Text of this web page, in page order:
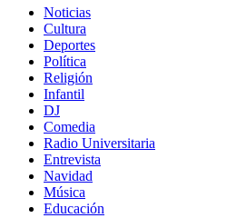
Noticias
Cultura
Deportes
Política
Religión
Infantil
DJ
Comedia
Radio Universitaria
Entrevista
Navidad
Música
Educación